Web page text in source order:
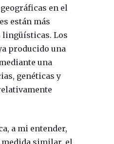
en el
están más
lingüísticas. Los
producido una
una
genéticas y
a mi entender,